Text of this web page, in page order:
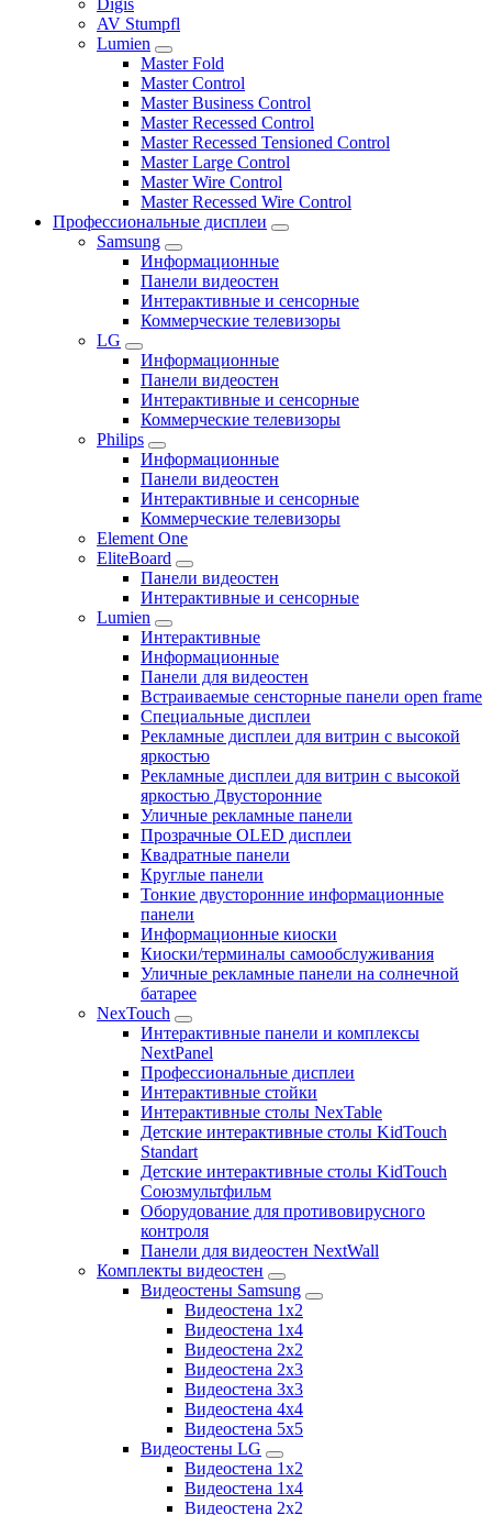
AV Stumpfl
Lumien
Master Fold
Master Control
Master Business Control
Master Recessed Control
Master Recessed Tensioned Control
Master Large Control
Master Wire Control
Master Recessed Wire Control
Профессиональные дисплеи
Samsung
Информационные
Панели видеостен
Интерактивные и сенсорные
Коммерческие телевизоры
LG
Информационные
Панели видеостен
Интерактивные и сенсорные
Коммерческие телевизоры
Philips
Информационные
Панели видеостен
Интерактивные и сенсорные
Коммерческие телевизоры
Element One
EliteBoard
Панели видеостен
Интерактивные и сенсорные
Lumien
Интерактивные
Информационные
Панели для видеостен
Встраиваемые сенсторные панели open frame
Специальные дисплеи
Рекламные дисплеи для витрин с высокой
яркостью
Рекламные дисплеи для витрин с высокой
яркостью Двусторонние
Уличные рекламные панели
Прозрачные OLED дисплеи
Квадратные панели
Круглые панели
Тонкие двусторонние информационные
панели
Информационные киоски
Киоски/терминалы самообслуживания
Уличные рекламные панели на солнечной
батарее
NexTouch
Интерактивные панели и комплексы
NextPanel
Профессиональные дисплеи
Интерактивные стойки
Интерактивные столы NexTable
Детские интерактивные столы KidTouch
Standart
Детские интерактивные столы KidTouch
Союзмультфильм
Оборудование для противовирусного
контроля
Панели для видеостен NextWall
Комплекты видеостен
Видеостены Samsung
Видеостена 1x2
Видеостена 1x4
Видеостена 2x2
Видеостена 2х3
Видеостена 3x3
Видеостена 4x4
Видеостена 5x5
Видеостены LG
Видеостена 1x2
Видеостена 1x4
Видеостена 2x2